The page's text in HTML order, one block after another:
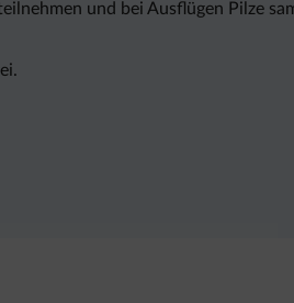
und bei Ausflügen Pilze